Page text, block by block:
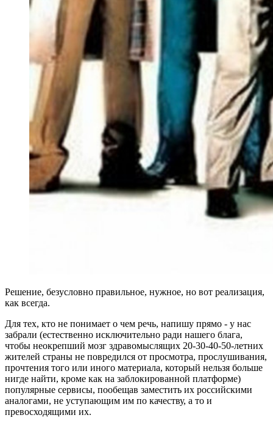
Решение, безусловно правильное, нужное, но вот реализация,
как всегда.
Для тех, кто не понимает о чем речь, напишу прямо - у нас
забрали (естественно исключительно ради нашего блага,
чтобы неокрепший мозг здравомыслящих 20-30-40-50-летних
жителей страны не повредился от просмотра, прослушивания,
прочтения того или иного материала, который нельзя больше
нигде найти, кроме как на заблокированной платформе)
популярные сервисы, пообещав заместить их российскими
аналогами, не уступающим им по качеству, а то и
превосходящими их.